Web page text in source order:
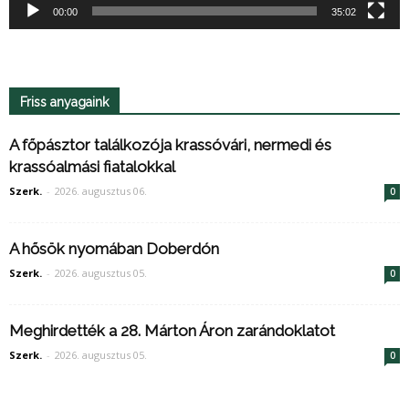
00:00 35:02
Friss anyagaink
A főpásztor találkozója krassóvári, nermedi és
krassóalmási fiatalokkal
Szerk. - 2026. augusztus 06. 0
A hősök nyomában Doberdón
Szerk. - 2026. augusztus 05. 0
Meghirdették a 28. Márton Áron zarándoklatot
Szerk. - 2026. augusztus 05. 0